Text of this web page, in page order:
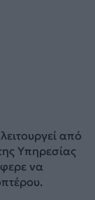
από
Υπηρεσίας
να